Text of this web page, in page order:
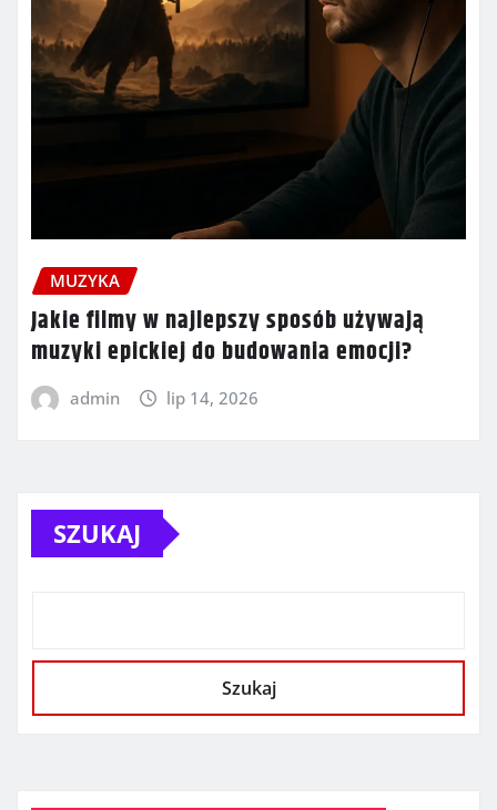
MUZYKA
Jakie filmy w najlepszy sposób używają
muzyki epickiej do budowania emocji?
admin lip 14, 2026
SZUKAJ
Szukaj